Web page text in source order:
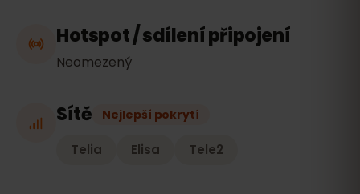
Hotspot / sdílení připojení
Neomezený
Sítě Nejlepší pokrytí
Telia Elisa Tele2